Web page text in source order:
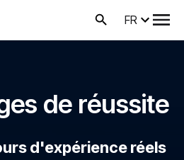
FR
de réussite
d'expérience réels